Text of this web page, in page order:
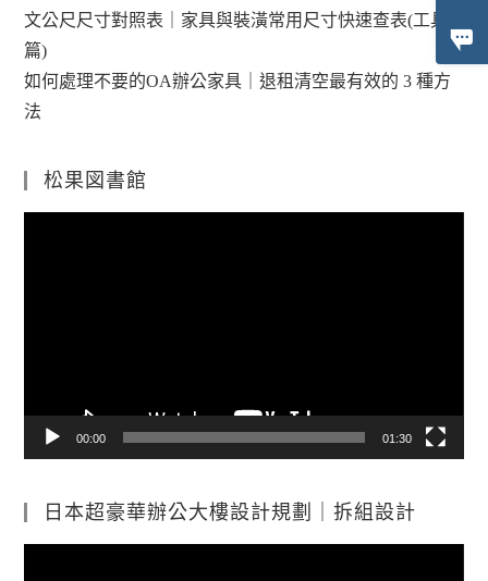
文公尺尺寸對照表｜家具與裝潢常用尺寸快速查表(工具
篇)
如何處理不要的OA辦公家具｜退租清空最有效的 3 種方
法
松果図書館
00:00 01:30
日本超豪華辦公大樓設計規劃｜拆組設計